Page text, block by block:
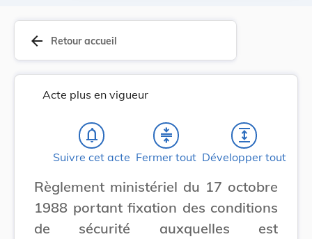
arrow_back Retour accueil
Acte plus en vigueur
notifications_none
Suivre cet acte
compress
Fermer tout
expand
Développer tout
Règlement ministériel du 17 octobre
1988 portant fixation des conditions
de sécurité auxquelles est